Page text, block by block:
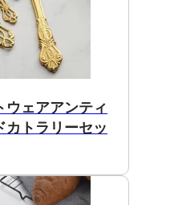
ウェアアンティ
カトラリーセッ